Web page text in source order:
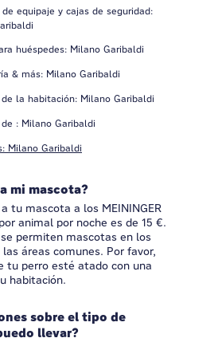
de equipaje y cajas de seguridad:
huéspedes: Milano Garibaldi
& más: Milano Garibaldi
de la habitación: Milano Garibaldi
de : Milano Garibaldi
Milano Garibaldi
mi mascota?
tu mascota a los MEININGER
animal por noche es de 15 €.
permiten mascotas en los
áreas comunes. Por favor,
tu perro esté atado con una
habitación.
sobre el tipo de
llevar?